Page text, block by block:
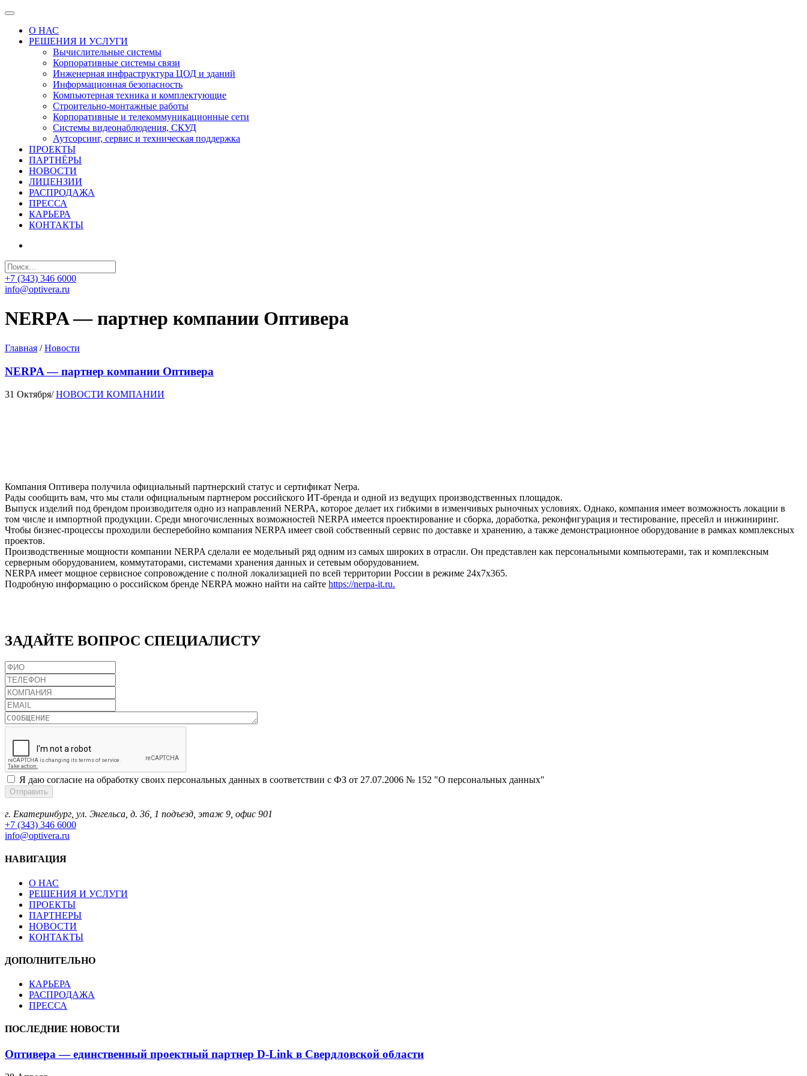
О НАС
РЕШЕНИЯ И УСЛУГИ
Вычислительные системы
Корпоративные системы связи
Инженерная инфраструктура ЦОД и зданий
Информационная безопасность
Компьютерная техника и комплектующие
Строительно-монтажные работы
Корпоративные и телекоммуникационные сети
Системы видеонаблюдения, СКУД
Аутсорсинг, сервис и техническая поддержка
ПРОЕКТЫ
ПАРТНЁРЫ
НОВОСТИ
ЛИЦЕНЗИИ
РАСПРОДАЖА
ПРЕССА
КАРЬЕРА
КОНТАКТЫ
+7 (343) 346 6000
info@optivera.ru
NERPA — партнер компании Оптивера
Главная / Новости
NERPA — партнер компании Оптивера
31 Октября/ НОВОСТИ КОМПАНИИ
Компания Оптивера получила официальный партнерский статус и сертификат Nerpa.
Рады сообщить вам, что мы стали официальным партнером российского ИТ-бренда и одной из ведущих производственных площадок.
Выпуск изделий под брендом производителя одно из направлений NERPA, которое делает их гибкими в изменчивых рыночных условиях. Однако, компания имеет возможность локации в
том числе и импортной продукции. Среди многочисленных возможностей NERPA имеется проектирование и сборка, доработка, реконфигурация и тестирование, пресейл и инжиниринг.
Чтобы бизнес-процессы проходили бесперебойно компания NERPA имеет свой собственный сервис по доставке и хранению, а также демонстрационное оборудование в рамках комплексных
проектов.
Производственные мощности компании NERPA сделали ее модельный ряд одним из самых широких в отрасли. Он представлен как персональными компьютерами, так и комплексным
серверным оборудованием, коммутаторами, системами хранения данных и сетевым оборудованием.
NERPA имеет мощное сервисное сопровождение с полной локализацией по всей территории России в режиме 24х7х365.
Подробную информацию о российском бренде NERPA можно найти на сайте https://nerpa-it.ru.
ЗАДАЙТЕ ВОПРОС СПЕЦИАЛИСТУ
Я даю согласие на обработку своих персональных данных в соответствии с ФЗ от 27.07.2006 № 152 "О персональных данных"
г. Екатеринбург, ул. Энгельса, д. 36, 1 подъезд, этаж 9, офис 901
+7 (343) 346 6000
info@optivera.ru
НАВИГАЦИЯ
О НАС
РЕШЕНИЯ И УСЛУГИ
ПРОЕКТЫ
ПАРТНЕРЫ
НОВОСТИ
КОНТАКТЫ
ДОПОЛНИТЕЛЬНО
КАРЬЕРА
РАСПРОДАЖА
ПРЕССА
ПОСЛЕДНИЕ НОВОСТИ
Оптивера — единственный проектный партнер D-Link в Свердловской области